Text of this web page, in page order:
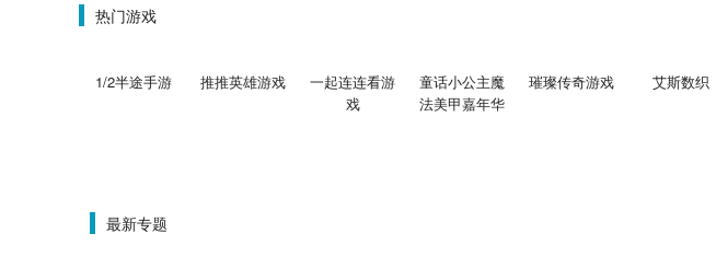
热门游戏
1/2半途手游 推推英雄游戏
一起连连看游
戏
童话小公主魔
法美甲嘉年华
璀璨传奇游戏 艾斯数织
最新专题